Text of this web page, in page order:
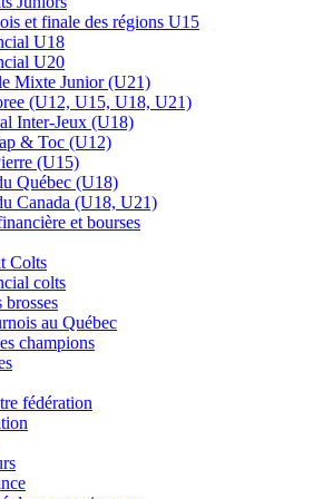
et finale des régions U15
U18
U20
Mixte Junior (U21)
(U12, U15, U18, U21)
Inter-Jeux (U18)
& Toc (U12)
(U15)
Québec (U18)
Canada (U18, U21)
et bourses
Colts
colts
brosses
au Québec
champions
fédération